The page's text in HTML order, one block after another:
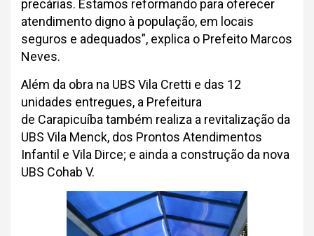
precárias. Estamos reformando para oferecer
atendimento digno à população, em locais
seguros e adequados”, explica o Prefeito Marcos
Neves.
Além da obra na UBS Vila Cretti e das 12
unidades entregues, a Prefeitura
de Carapicuíba também realiza a revitalização da
UBS Vila Menck, dos Prontos Atendimentos
Infantil e Vila Dirce; e ainda a construção da nova
UBS Cohab V.